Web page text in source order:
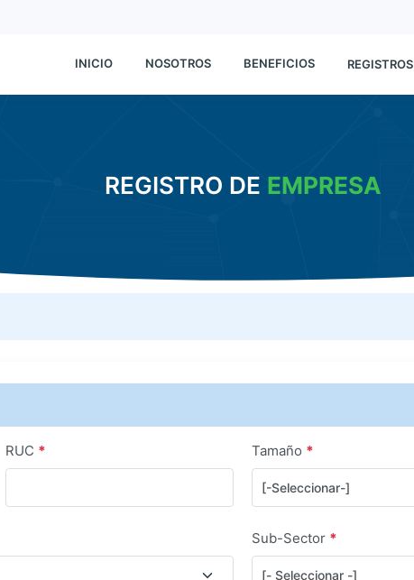
INICIO NOSOTROS BENEFICIOS REGISTROS
REGISTRO DE EMPRESA
RUC * Tamaño *
Sub-Sector *